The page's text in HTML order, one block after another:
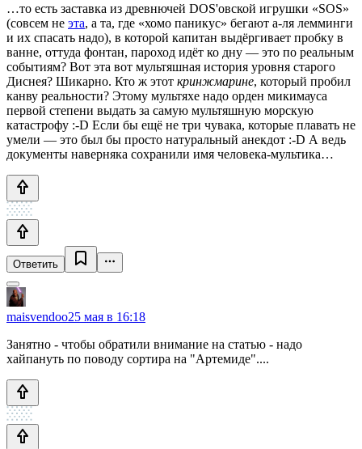
…то есть заставка из древнючей DOS'овской игрушки «SOS»
(совсем не эта, а та, где «хомо паникус» бегают а-ля лемминги
и их спасать надо), в которой капитан выдёргивает пробку в
ванне, оттуда фонтан, пароход идёт ко дну — это по реальным
событиям? Вот эта вот мультяшная история уровня старого
Диснея? Шикарно. Кто ж этот кринжмарине, который пробил
канву реальности? Этому мультяхе надо орден микимауса
первой степени выдать за самую мультяшную морскую
катастрофу :-D Если бы ещё не три чувака, которые плавать не
умели — это был бы просто натуральный анекдот :-D А ведь
документы наверняка сохранили имя человека-мультика…
Ответить
maisvendoo25 мая в 16:18
Занятно - чтобы обратили внимание на статью - надо
хайпануть по поводу сортира на "Артемиде"....